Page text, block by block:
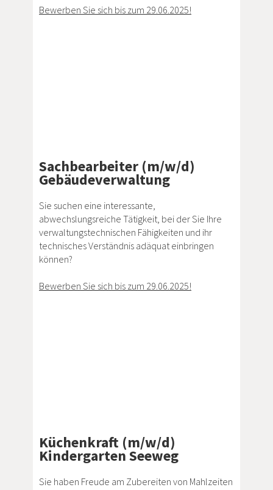
Bewerben Sie sich bis zum 29.06.2025!
Sachbearbeiter (m/w/d)
Gebäudeverwaltung
Sie suchen eine interessante,
abwechslungsreiche Tätigkeit, bei der Sie Ihre
verwaltungstechnischen Fähigkeiten und ihr
technisches Verständnis adäquat einbringen
können?
Bewerben Sie sich bis zum 29.06.2025!
Küchenkraft (m/w/d)
Kindergarten Seeweg
Sie haben Freude am Zubereiten von Mahlzeiten